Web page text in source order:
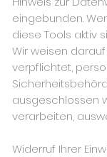
eingebunden.
diese Tools aktiv
Wir weisen
verpflichtet,
ausgeschlossen
verarbeiten,
Widerruf Ihrer